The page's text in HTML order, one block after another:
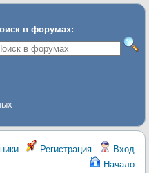
в форумах:
Регистрация
Вход
Начало